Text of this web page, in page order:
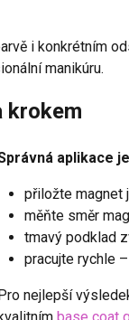
i konkrétním
manikúru.
krokem
aplikace
přiložte magnet
měňte směr
tmavý podklad
pracujte rychle
nejlepší